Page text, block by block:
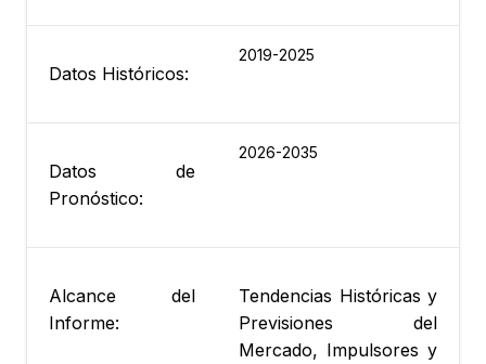
Datos Históricos:
2019-2025
Datos de
Pronóstico:
2026-2035
Alcance del
Informe:
Tendencias Históricas y
Previsiones del
Mercado, Impulsores y